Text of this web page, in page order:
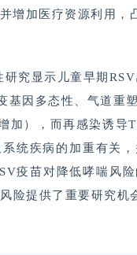
增加医疗资源利用，
研究显示儿童早期
基因多态性、气道重
），而再感染诱导
统疾病的加重有关
疫苗对降低哮喘风
险提供了重要研究机